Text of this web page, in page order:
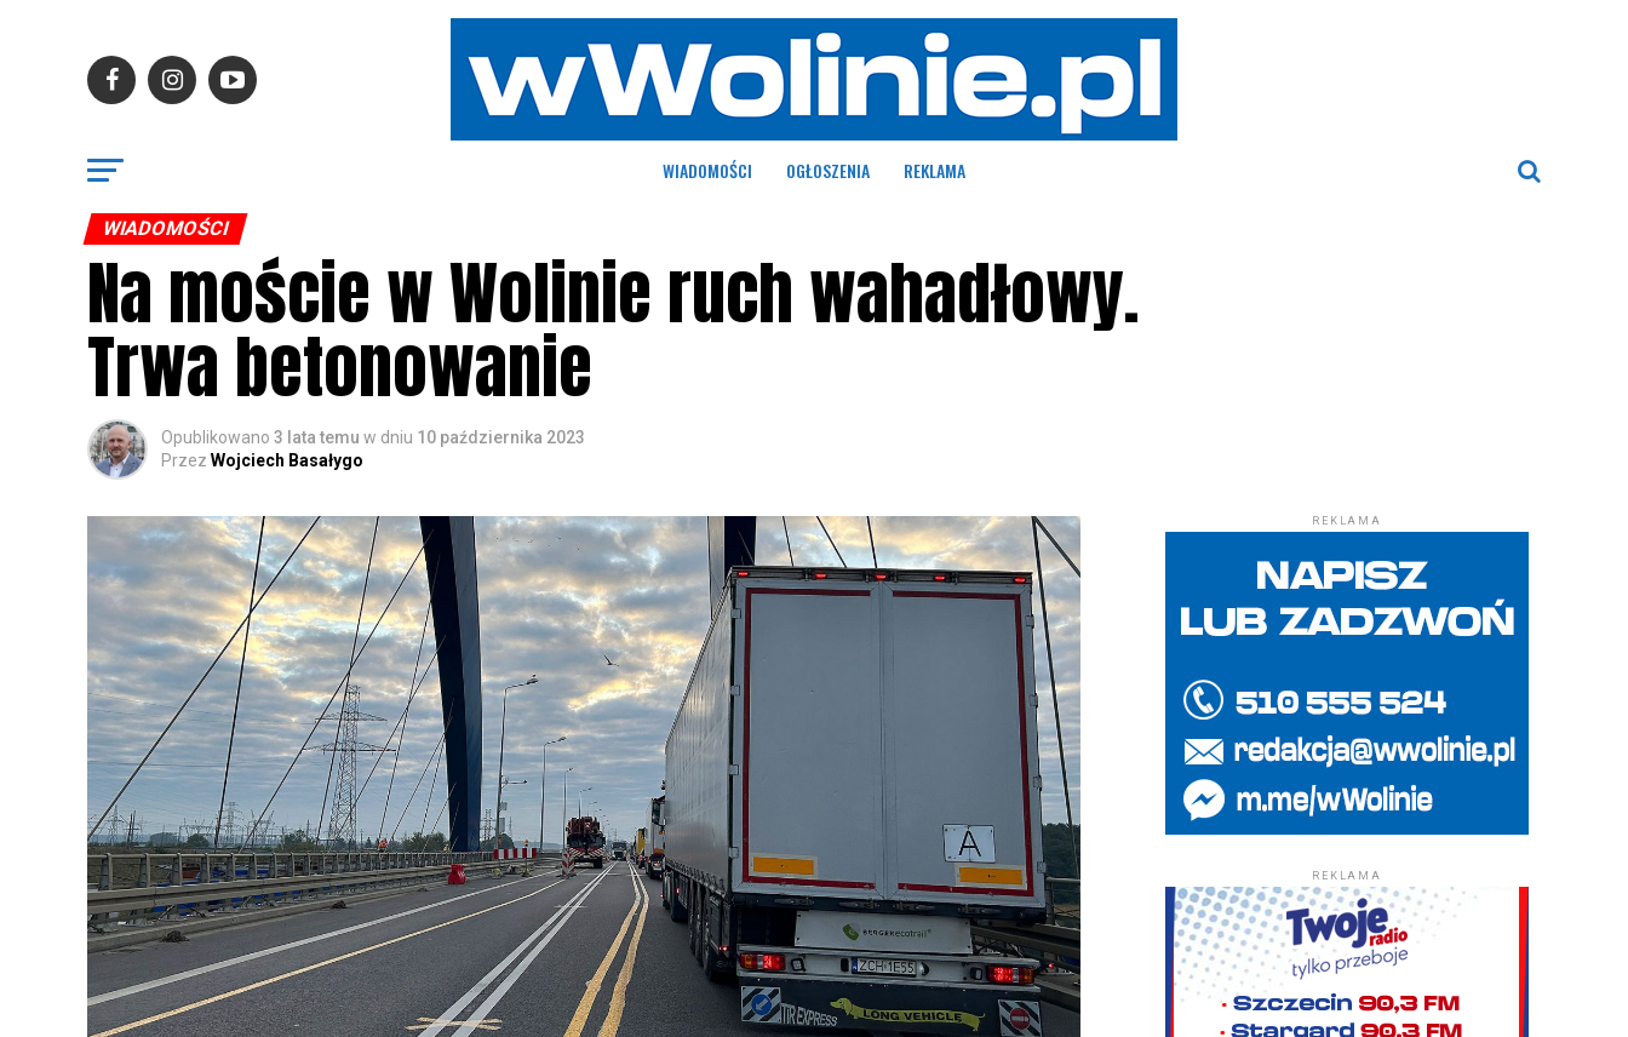
WIADOMOŚCI OGŁOSZENIA REKLAMA
WIADOMOŚCI
Na moście w Wolinie ruch wahadłowy.
Trwa betonowanie
Opublikowano 3 lata temu w dniu 10 października 2023
Przez Wojciech Basałygo
REKLAMA
REKLAMA